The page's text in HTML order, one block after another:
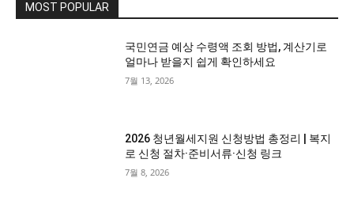
MOST POPULAR
국민연금 예상 수령액 조회 방법, 계산기로
얼마나 받을지 쉽게 확인하세요
7월 13, 2026
2026 청년월세지원 신청방법 총정리 | 복지
로 신청 절차·준비서류·신청 링크
7월 8, 2026